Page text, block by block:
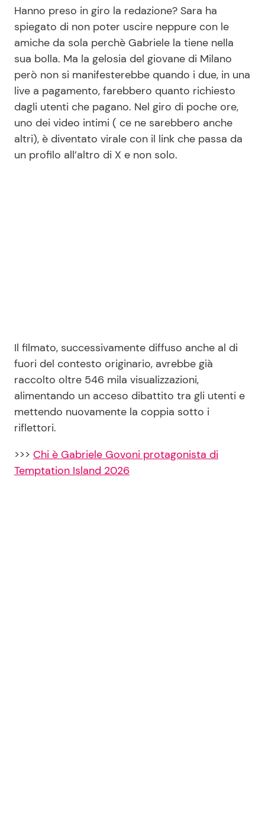
Hanno preso in giro la redazione? Sara ha
spiegato di non poter uscire neppure con le
amiche da sola perchè Gabriele la tiene nella
sua bolla. Ma la gelosia del giovane di Milano
però non si manifesterebbe quando i due, in una
live a pagamento, farebbero quanto richiesto
dagli utenti che pagano. Nel giro di poche ore,
uno dei video intimi ( ce ne sarebbero anche
altri), è diventato virale con il link che passa da
un profilo all’altro di X e non solo.
Il filmato, successivamente diffuso anche al di
fuori del contesto originario, avrebbe già
raccolto oltre 546 mila visualizzazioni,
alimentando un acceso dibattito tra gli utenti e
mettendo nuovamente la coppia sotto i
riflettori.
>>> Chi è Gabriele Govoni protagonista di
Temptation Island 2026